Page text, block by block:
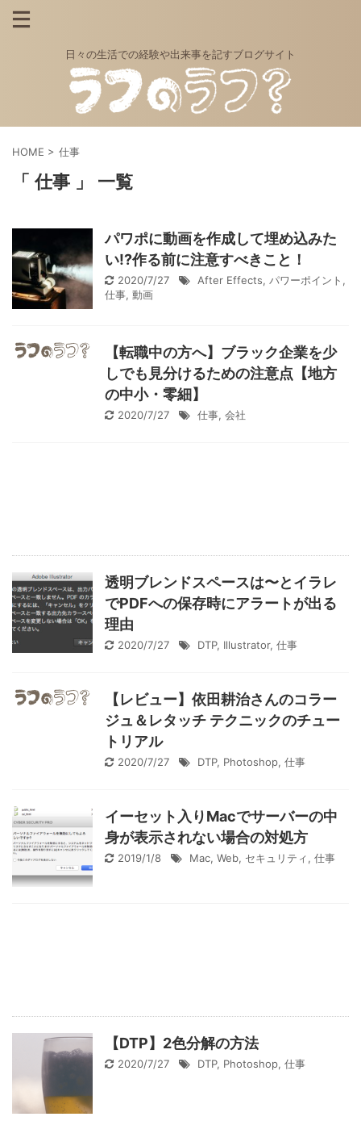
日々の生活での経験や出来事を記すブログサイト
HOME > 仕事
「 仕事 」 一覧
パワポに動画を作成して埋め込みた
い!?作る前に注意すべきこと！
2020/7/27 After Effects, パワーポイント ,
仕事, 動画
【転職中の方へ】ブラック企業を少
しでも見分けるための注意点【地方
の中小・零細】
2020/7/27 仕事, 会社
透明ブレンドスペースは〜とイラレ
でPDFへの保存時にアラートが出る
理由
2020/7/27 DTP, Illustrator, 仕事
【レビュー】依田耕治さんのコラー
ジュ＆レタッチ テクニックのチュー
トリアル
2020/7/27 DTP, Photoshop, 仕事
イーセット入りMacでサーバーの中
身が表示されない場合の対処方
2019/1/8 Mac, Web, セキュリティ, 仕事
【DTP】2色分解の方法
2020/7/27 DTP, Photoshop, 仕事